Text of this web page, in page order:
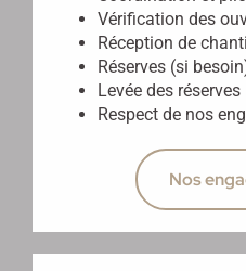
Vérification des
Réception de
Réserves (si
Levée des réserves
Respect de nos
Nos